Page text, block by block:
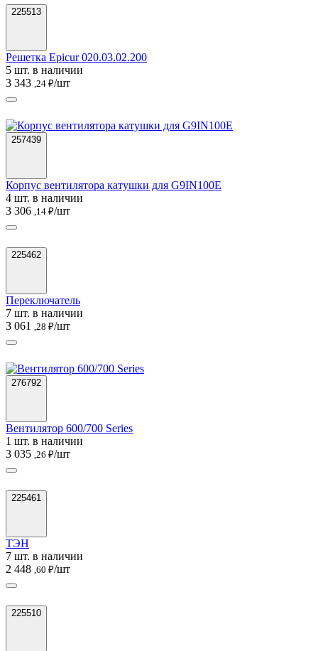
225513
Решетка Epicur 020.03.02.200
5 шт. в наличии
3 343 ,24 ₽/шт
257439
Корпус вентилятора катушки для G9IN100E
4 шт. в наличии
3 306 ,14 ₽/шт
225462
Переключатель
7 шт. в наличии
3 061
,28 ₽/шт
276792
Вентилятор 600/700 Series
1 шт. в наличии
3 035 ,26 ₽/шт
225461
ТЭН
7 шт. в наличии
2 448 ,60 ₽/шт
225510